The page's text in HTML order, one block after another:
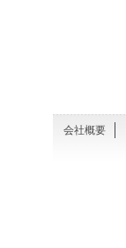
会社概要